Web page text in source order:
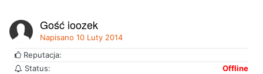
Gość joozek
Napisano 10 Luty 2014
Reputacja:
Status:
Offline